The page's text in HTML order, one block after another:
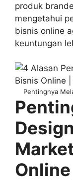
produk
mengetahui
bisnis online
keuntungan
Pentingnya
Online